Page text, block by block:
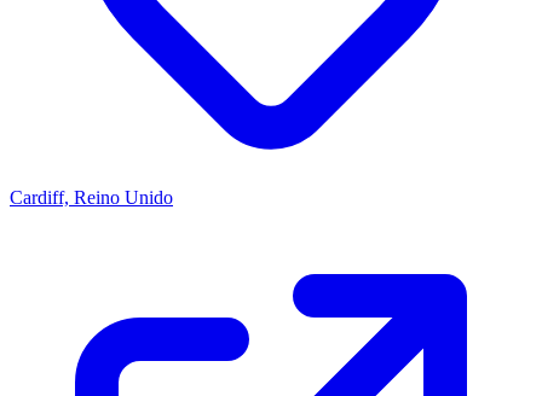
Cardiff, Reino Unido